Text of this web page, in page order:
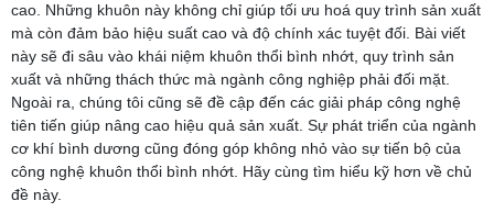
cao. Những khuôn này không chỉ giúp tối ưu hoá quy trình sản xuất
mà còn đảm bảo hiệu suất cao và độ chính xác tuyệt đối. Bài viết
này sẽ đi sâu vào khái niệm khuôn thổi bình nhớt, quy trình sản
xuất và những thách thức mà ngành công nghiệp phải đối mặt.
Ngoài ra, chúng tôi cũng sẽ đề cập đến các giải pháp công nghệ
tiên tiến giúp nâng cao hiệu quả sản xuất. Sự phát triển của ngành
cơ khí bình dương cũng đóng góp không nhỏ vào sự tiến bộ của
công nghệ khuôn thổi bình nhớt. Hãy cùng tìm hiểu kỹ hơn về chủ
đề này.